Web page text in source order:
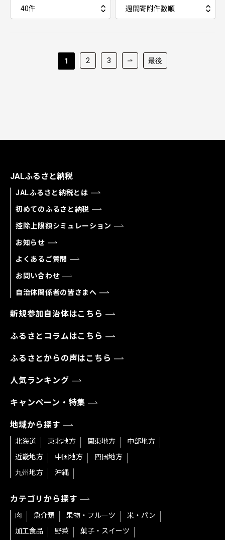
1 2 3 最後
JALふるさと納税
JALふるさと納税とは
初めてのふるさと納税
控除上限額シミュレーション
お知らせ
よくあるご質問
お問い合わせ
自治体関係者の皆さまへ
新規参加自治体はこちら
ふるさとコラムはこちら
ふるさとからの声はこちら
人気ランキング
キャンペーン・特集
地域から探す
北海道 東北地方 関東地方
中部地方
近畿地方
中国地方
四国地方
九州地方
沖縄
カテゴリから探す
肉 魚介類 果物・フルーツ
米・パン
加工食品
野菜
菓子・スイーツ